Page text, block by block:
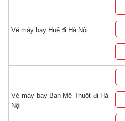
Vé máy bay Huế đi Hà Nội
Vé máy bay Ban Mê Thuột đi Hà
Nội